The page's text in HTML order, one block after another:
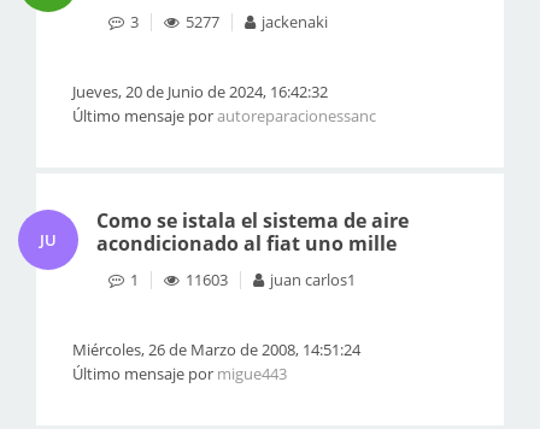
3 5277 jackenaki
Jueves, 20 de Junio de 2024, 16:42:32
Último mensaje porautoreparacionessanc
JU
Como se istala el sistema de aire
acondicionado al fiat uno mille
1 11603 juan carlos1
Miércoles, 26 de Marzo de 2008, 14:51:24
Último mensaje por migue443